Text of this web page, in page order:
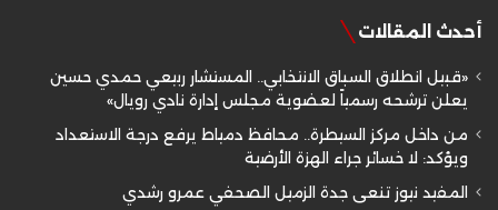
أحدث المقالات
«قبيل انطلاق السباق الانتخابي.. المستشار ربيعي حمدي حسين
يعلن ترشحه رسمياً لعضوية مجلس إدارة نادي رويال»
من داخل مركز السيطرة.. محافظ دمياط يرفع درجة الاستعداد
ويؤكد: لا خسائر جراء الهزة الأرضية
المفيد نيوز تنعى جدة الزميل الصحفي عمرو رشدي